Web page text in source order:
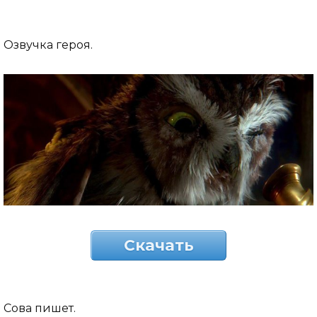
Озвучка героя.
Скачать
Сова пишет.